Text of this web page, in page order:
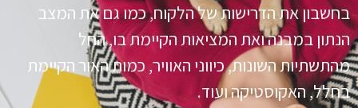
בחשבון את הדרישות של הלקוח, כמו גם את המצב
הנתון במבנה ואת המציאות הקיימת בו, החל
מהתשתיות השונות, כיווני האוויר, כמות האור הקיימת
בחלל, האקוסטיקה ועוד.